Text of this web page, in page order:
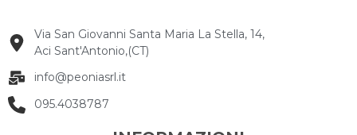
Via San Giovanni Santa Maria La Stella, 14,
Aci Sant'Antonio,(CT)
info@peoniasrl.it
095.4038787